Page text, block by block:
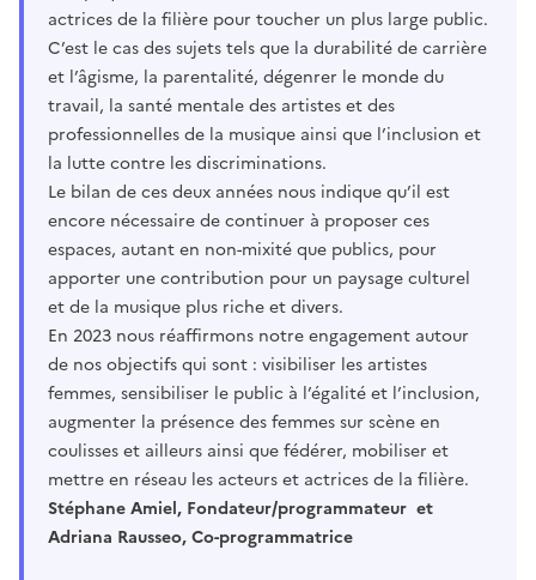
actrices de la filière pour toucher un plus large public.
C’est le cas des sujets tels que la durabilité de carrière
et l’âgisme, la parentalité, dégenrer le monde du
travail, la santé mentale des artistes et des
professionnelles de la musique ainsi que l’inclusion et
la lutte contre les discriminations.
Le bilan de ces deux années nous indique qu’il est
encore nécessaire de continuer à proposer ces
espaces, autant en non-mixité que publics, pour
apporter une contribution pour un paysage culturel
et de la musique plus riche et divers.
En 2023 nous réaffirmons notre engagement autour
de nos objectifs qui sont : visibiliser les artistes
femmes, sensibiliser le public à l’égalité et l’inclusion,
augmenter la présence des femmes sur scène en
coulisses et ailleurs ainsi que fédérer, mobiliser et
mettre en réseau les acteurs et actrices de la filière.
Stéphane Amiel, Fondateur/programmateur et
Adriana Rausseo, Co-programmatrice